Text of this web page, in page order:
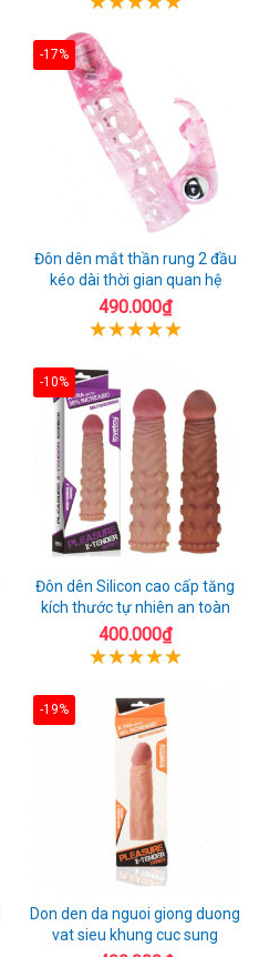
-17%
Đôn dên mắt thần rung 2 đầu
kéo dài thời gian quan hệ
490.000₫
-10%
Đôn dên Silicon cao cấp tăng
kích thước tự nhiên an toàn
400.000₫
-19%
Don den da nguoi giong duong
vat sieu khung cuc sung